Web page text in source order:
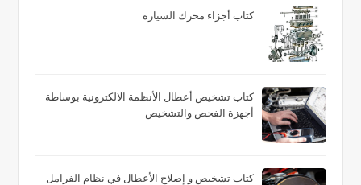
كتاب أجزاء محرك السيارة
كتاب تشخيص أعطال الأنظمة الالكترونية بوساطة
أجهزة الفحص والتشخيص
كتاب تشخيص و إصلاح الأعطال في نظام الفرامل